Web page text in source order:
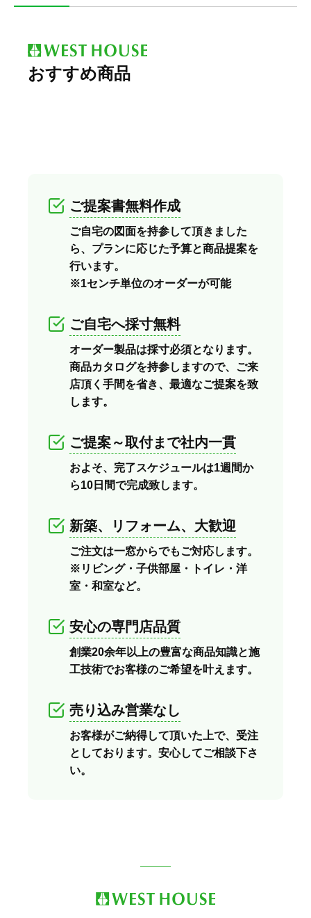
おすすめ商品
ご提案書無料作成
ご自宅の図面を持参して頂きました
ら、プランに応じた予算と商品提案を
行います。
※1センチ単位のオーダーが可能
ご自宅へ採寸無料
オーダー製品は採寸必須となります。
商品カタログを持参しますので、ご来
店頂く手間を省き、最適なご提案を致
します。
ご提案～取付まで社内一貫
およそ、完了スケジュールは1週間か
ら10日間で完成致します。
新築、リフォーム、大歓迎
ご注文は一窓からでもご対応します。
※リビング・子供部屋・トイレ・洋
室・和室など。
安心の専門店品質
創業20余年以上の豊富な商品知識と施
工技術でお客様のご希望を叶えます。
売り込み営業なし
お客様がご納得して頂いた上で、受注
としております。安心してご相談下さ
い。